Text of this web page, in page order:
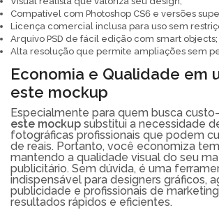
Compatível com Photoshop CS6 e versões
Licença comercial inclusa para uso sem
Arquivo PSD de fácil edição com smart objects;
Alta resolução que permite ampliações sem
Economia e Qualidade em
este mockup
Especialmente para quem busca
este mockup substitui a necessidade
fotográficas profissionais que podem
de reais. Portanto, você economiza
mantendo a qualidade visual do seu
publicitário. Sem dúvida, é uma
indispensável para designers gráficos,
publicidade e profissionais de
resultados rápidos e eficientes.